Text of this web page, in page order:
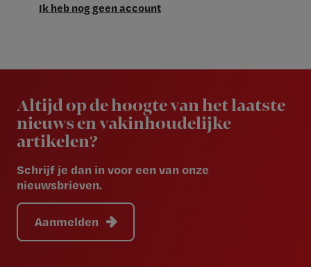
Ik heb nog geen account
Altijd op de hoogte van het laatste
nieuws en vakinhoudelijke
artikelen?
Schrijf je dan in voor een van onze
nieuwsbrieven.
Aanmelden